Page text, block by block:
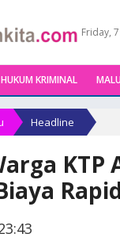
Friday,
HUKUM KRIMINAL
Headline
KTP